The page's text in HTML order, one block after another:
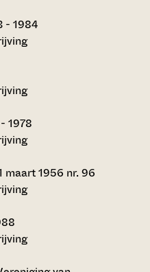
- 1984
1978
maart 1956 nr. 96